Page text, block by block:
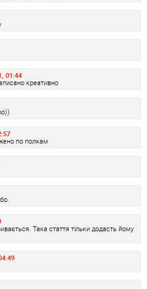
01:44
креативно
по полкам
Така стаття тільки додасть йому